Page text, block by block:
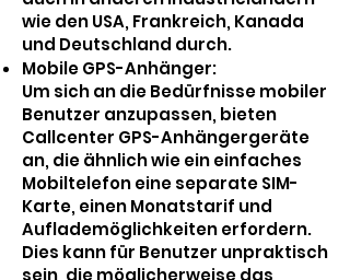
wie den USA, Frankreich, Kanada
und Deutschland durch.
Mobile GPS-Anhänger:
Um sich an die Bedürfnisse mobiler
Benutzer anzupassen, bieten
Callcenter GPS-Anhängergeräte
an, die ähnlich wie ein einfaches
Mobiltelefon eine separate SIM-
Karte, einen Monatstarif und
Auflademöglichkeiten erfordern.
Dies kann für Benutzer unpraktisch
sein, die möglicherweise das